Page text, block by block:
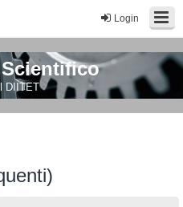
Login
DIITET